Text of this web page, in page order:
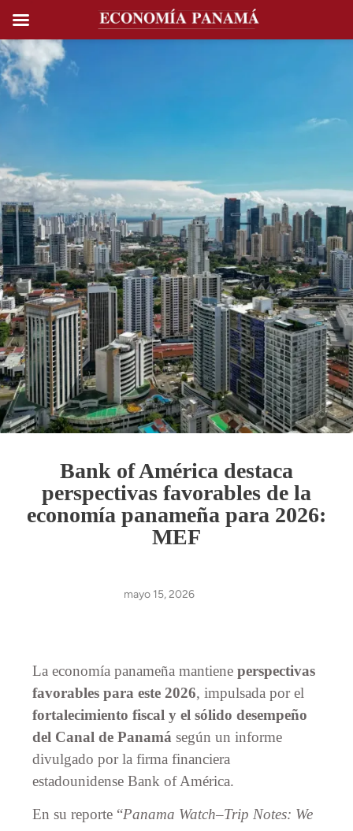
Bank of América destaca
perspectivas favorables de la
economía panameña para 2026:
MEF
mayo 15, 2026
La economía panameña mantiene perspectivas
favorables para este 2026, impulsada por el
fortalecimiento fiscal y el sólido desempeño
del Canal de Panamá según un informe
divulgado por la firma financiera
estadounidense Bank of América.
En su reporte “Panama Watch–Trip Notes: We